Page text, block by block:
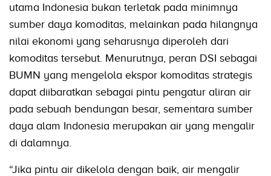
utama Indonesia bukan terletak pada minimnya
sumber daya komoditas, melainkan pada hilangnya
nilai ekonomi yang seharusnya diperoleh dari
komoditas tersebut. Menurutnya, peran DSI sebagai
BUMN yang mengelola ekspor komoditas strategis
dapat diibaratkan sebagai pintu pengatur aliran air
pada sebuah bendungan besar, sementara sumber
daya alam Indonesia merupakan air yang mengalir
di dalamnya.
“Jika pintu air dikelola dengan baik, air mengalir